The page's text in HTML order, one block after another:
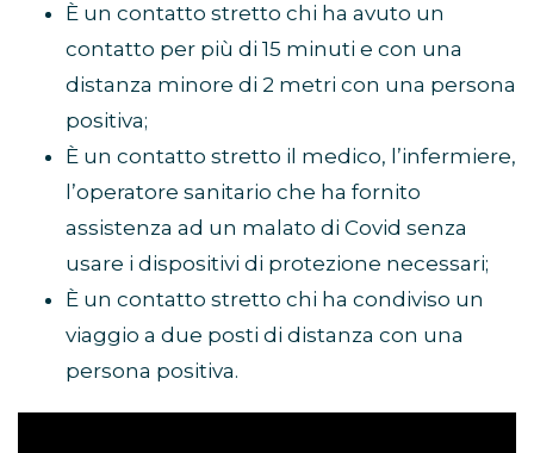
È un contatto stretto chi ha avuto un
contatto per più di 15 minuti e con una
distanza minore di 2 metri con una persona
positiva;
È un contatto stretto il medico, l’infermiere,
l’operatore sanitario che ha fornito
assistenza ad un malato di Covid senza
usare i dispositivi di protezione necessari;
È un contatto stretto chi ha condiviso un
viaggio a due posti di distanza con una
persona positiva.